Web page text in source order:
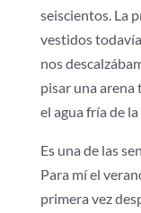
seiscientos. La
vestidos
nos
pisar una arena
el agua fría de
Es una de las
Para mí el
primera vez